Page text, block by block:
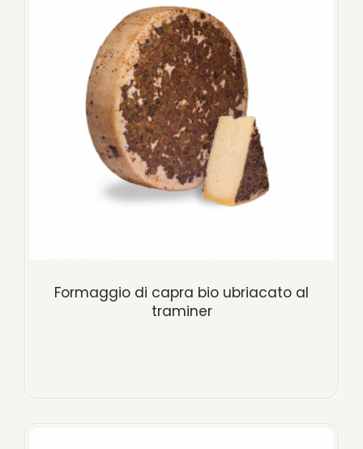
Formaggio di capra bio ubriacato al
traminer